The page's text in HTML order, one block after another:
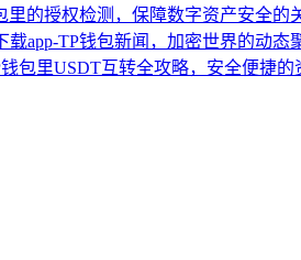
里的授权检测，保障数字资产安全的
载app-TP钱包新闻，加密世界的动态
包里USDT互转全攻略，安全便捷的